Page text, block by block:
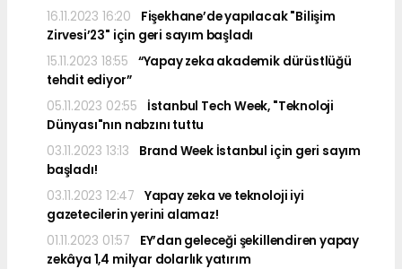
16.11.2023 16:20
Fişekhane’de yapılacak "Bilişim
Zirvesi’23" için geri sayım başladı
15.11.2023 18:55
“Yapay zeka akademik dürüstlüğü
tehdit ediyor”
05.11.2023 02:55
İstanbul Tech Week, "Teknoloji
Dünyası"nın nabzını tuttu
03.11.2023 13:13
Brand Week İstanbul için geri sayım
başladı!
03.11.2023 12:47
Yapay zeka ve teknoloji iyi
gazetecilerin yerini alamaz!
01.11.2023 01:57
EY’dan geleceği şekillendiren yapay
zekâya 1,4 milyar dolarlık yatırım